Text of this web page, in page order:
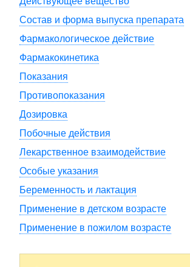
Состав и форма выпуска препарата
Фармакологическое действие
Фармакокинетика
Показания
Противопоказания
Дозировка
Побочные действия
Лекарственное взаимодействие
Особые указания
Беременность и лактация
Применение в детском возрасте
Применение в пожилом возрасте